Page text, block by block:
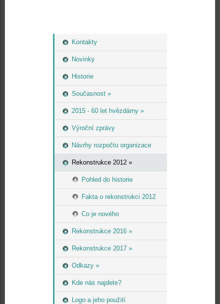
Kontakty
Novinky
Historie
Současnost »
2015 - 60 let hvězdárny »
Výroční zprávy
Návrhy rozpočtu organizace
Rekonstrukce 2012 »
Pohled do historie
Fakta o rekonstrukci 2012
Co je nového
Rekonstrukce 2016 »
Rekonstrukce 2017 »
Odkazy »
Kde nás najdete?
Logo a jeho použití